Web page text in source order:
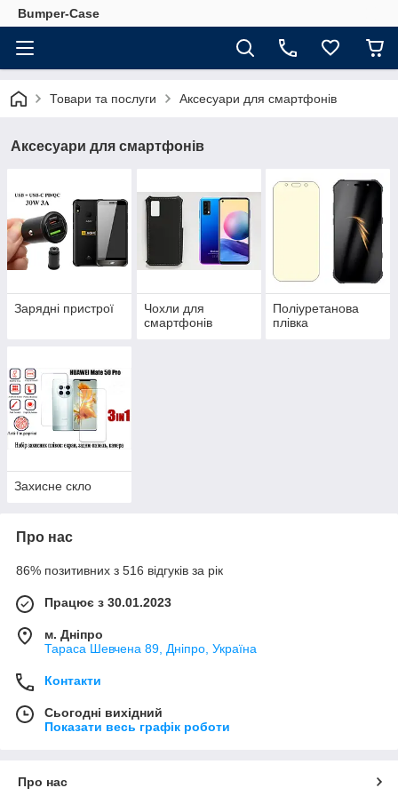
Bumper-Case
Товари та послуги Аксесуари для смартфонів
Аксесуари для смартфонів
Зарядні пристрої
Чохли для
смартфонів
Поліуретанова
плівка
Захисне скло
Про нас
86% позитивних з 516 відгуків за рік
Працює з 30.01.2023
м. Дніпро
Тараса Шевчена 89, Дніпро, Україна
Контакти
Сьогодні вихідний
Показати весь графік роботи
Про нас